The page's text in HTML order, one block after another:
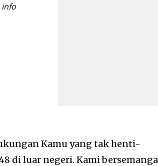
info
Kamu yang tak henti-
di luar negeri. Kami